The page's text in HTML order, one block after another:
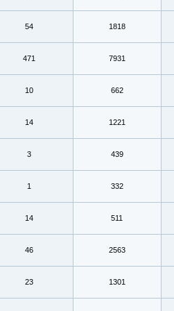
54 1818
471 7931
10 662
14 1221
3 439
1 332
14 511
46 2563
23 1301